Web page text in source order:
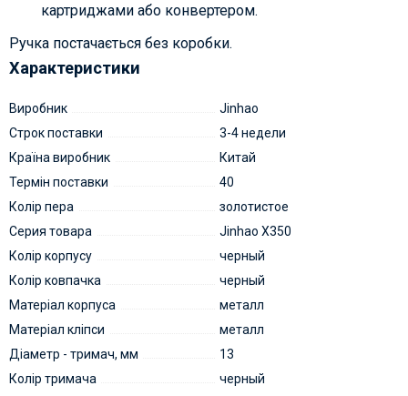
картриджами або конвертером.
Ручка постачається без коробки.
Характеристики
Виробник
Jinhao
Строк поставки
3-4 недели
Країна виробник
Китай
Термін поставки
40
Колір пера
золотистое
Серия товара
Jinhao X350
Колір корпусу
черный
Колір ковпачка
черный
Матеріал корпуса
металл
Матеріал кліпси
металл
Діаметр - тримач, мм
13
Колір тримача
черный